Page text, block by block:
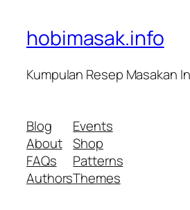
hobimasak.info
Kumpulan Resep Masakan
Blog
About
FAQs
Authors
Events
Shop
Patterns
Themes